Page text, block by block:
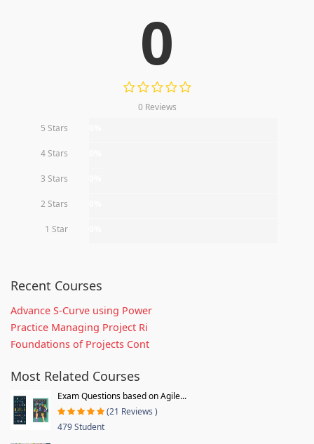
0
0 Reviews
5 Stars
4 Stars
3 Stars
2 Stars
1 Star
Recent Courses
Advance S-Curve using Power
Practice Managing Project Ri
Foundations of Projects Cont
Most Related Courses
Exam Questions based on Agile...
(21 Reviews )
479 Student